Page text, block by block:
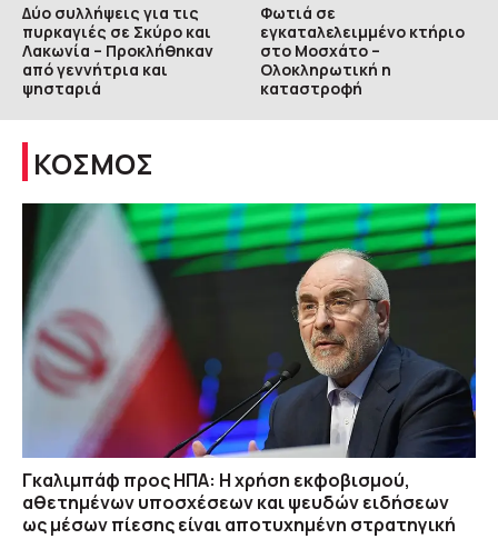
Δύο συλλήψεις για τις
πυρκαγιές σε Σκύρο και
Λακωνία – Προκλήθηκαν
από γεννήτρια και
ψησταριά
Φωτιά σε
εγκαταλελειμμένο κτήριο
στο Μοσχάτο –
Ολοκληρωτική η
καταστροφή
ΚΟΣΜΟΣ
Γκαλιμπάφ προς ΗΠΑ: Η χρήση εκφοβισμού,
αθετημένων υποσχέσεων και ψευδών ειδήσεων
ως μέσων πίεσης είναι αποτυχημένη στρατηγική